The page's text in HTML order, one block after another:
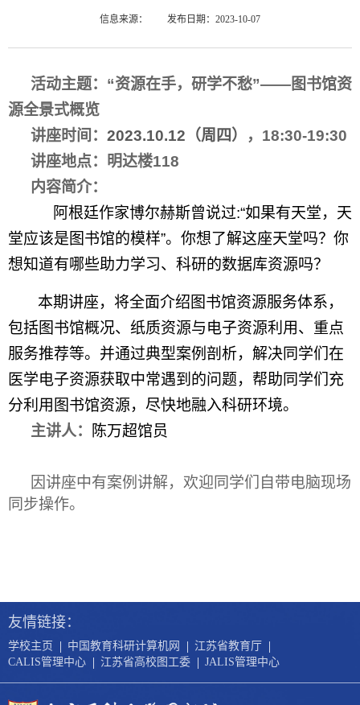
信息来源： 发布日期：2023-10-07
活动主题：“资源在手，研学不愁”——图书馆资
源全景式概览
讲座时间： 2023.10.12 （周四） ， 18:30-19:30
讲座地点：明达楼118
内容简介：
阿根廷作家博尔赫斯曾说过:“如果有天堂，天
堂应该是图书馆的模样”。你想了解这座天堂吗？你
想知道有哪些助力学习、科研的数据库资源吗？
本期讲座，将全面介绍图书馆资源服务体系，
包括图书馆概况、纸质资源与电子资源利用、重点
服务推荐等。并通过典型案例剖析，解决同学们在
医学电子资源获取中常遇到的问题，帮助同学们充
分利用图书馆资源，尽快地融入科研环境。
主讲人：
陈万超馆员
因讲座中有案例讲解，欢迎同学们自带电脑现场
同步操作。
友情链接：
学校主页 | 中国教育科研计算机网 | 江苏省教育厅 |
CALIS管理中心 | 江苏省高校图工委 | JALIS管理中心